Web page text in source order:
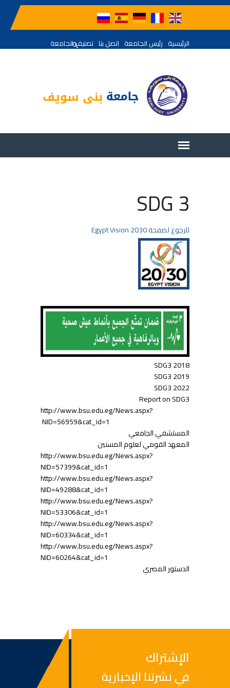
الرئيسية رئيس الجامعة اتصل بنا تصنيف الجامعة
SDG 3
للرجوع لصفحة Egypt Vision 2030
SDG3 2018
SDG3 2019
SDG3 2022
Report on SDG3
http://www.bsu.edu.eg/News.aspx?
NID=56959&cat_id=1
المستشفي الجامعي
المعهد القومي لعلوم المسنين
http://www.bsu.edu.eg/News.aspx?
NID=57399&cat_id=1
http://www.bsu.edu.eg/News.aspx?
NID=49288&cat_id=1
http://www.bsu.edu.eg/News.aspx?
NID=53306&cat_id=1
http://www.bsu.edu.eg/News.aspx?
NID=60334&cat_id=1
http://www.bsu.edu.eg/News.aspx?
NID=60264&cat_id=1
الدستور المصري
الإشتراك
في نشرتنا الإخبارية